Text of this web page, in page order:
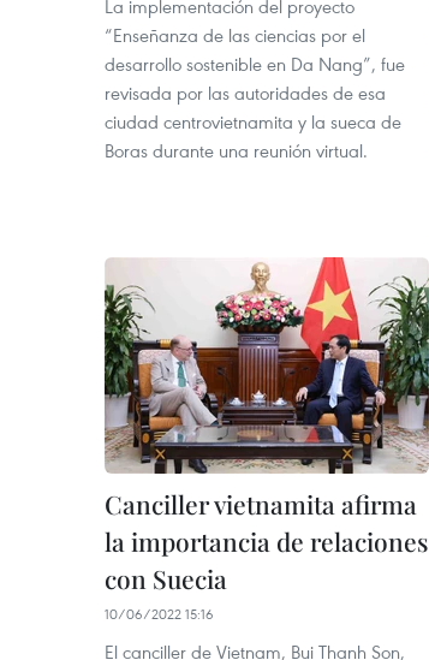
La implementación del proyecto
“Enseñanza de las ciencias por el
desarrollo sostenible en Da Nang”, fue
revisada por las autoridades de esa
ciudad centrovietnamita y la sueca de
Boras durante una reunión virtual.
Canciller vietnamita afirma
la importancia de relaciones
con Suecia
10/06/2022 15:16
El canciller de Vietnam, Bui Thanh Son,